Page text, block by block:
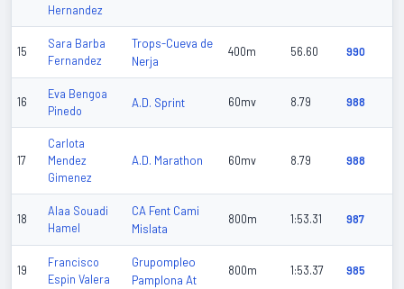
Hernandez
15
Sara Barba
Fernandez
Trops-Cueva de
Nerja
400m 56.60 990
16
Eva Bengoa
Pinedo
A.D. Sprint 60mv 8.79 988
17
Carlota
Mendez
Gimenez
A.D. Marathon 60mv 8.79 988
18
Alaa Souadi
Hamel
CA Fent Cami
Mislata
800m 1:53.31 987
19
Francisco
Espin Valera
Grupompleo
Pamplona At
800m 1:53.37 985